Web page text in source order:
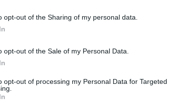
opt-out of the Sharing of my personal data.
opt-out of the Sale of my Personal Data.
opt-out of processing my Personal Data for Targeted
kedves módon kicsalogassa őket a
elrepült. A rozoga, szűkös kis öltözőben aztán
nyers énem… de valami mégis azt súgta: